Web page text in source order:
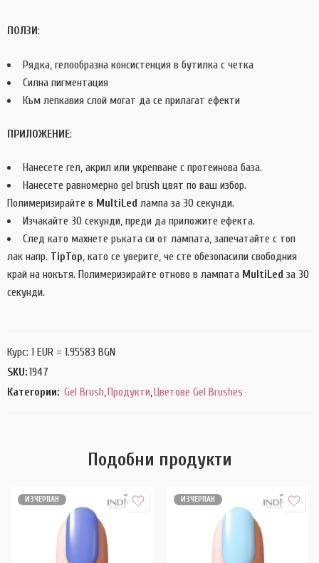
ПОЛЗИ:
Рядка, гелообразна консистенция в бутилка с четка
Силна пигментация
Към лепкавия слой могат да се прилагат ефекти
ПРИЛОЖЕНИЕ:
Нанесете гел, акрил или укрепване с протеинова база.
Нанесете равномерно gel brush цвят по ваш избор.
Полимеризирайте в MultiLed лампа за 30 секунди.
Изчакайте 30 секунди, преди да приложите ефекта.
След като махнете ръката си от лампата, запечатайте с топ
лак напр. TipTop, като се уверите, че сте обезопасили свободния
край на нокътя. Полимеризирайте отново в лампата MultiLed за 30
секунди.
Курс: 1 EUR = 1.95583 BGN
SKU:1947
Категории: Gel Brush,Продукти,Цветове Gel Brushes
Подобни продукти
ИЗЧЕРПАН ИЗЧЕРПАН